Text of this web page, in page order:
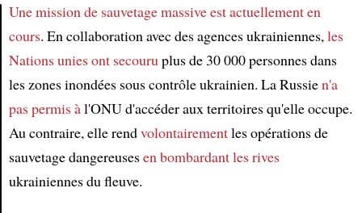
Une mission de sauvetage massiveest actuellement en
cours. En collaboration avec des agences ukrainiennes, les
Nations uniesont secouru plus de 30 000 personnes dans
les zones inondées sous contrôle ukrainien. La Russien'a
pas permis àl'ONU d'accéder aux territoires qu'elle occupe.
Au contraire, elle rendvolontairementles opérations de
sauvetage dangereusesen bombardantles rives
ukrainiennes du fleuve.